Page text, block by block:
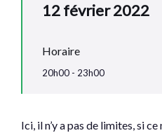
12 février 2022
Horaire
20h00 - 23h00
Ici, il n’y a pas de limites, si ce